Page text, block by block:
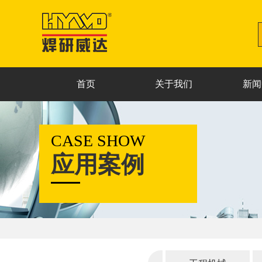
首页 关于我们 新
CASE SHOW
应用案例